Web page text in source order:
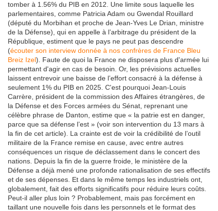
tomber à 1.56% du PIB en 2012. Une limite sous laquelle les
parlementaires, comme Patricia Adam ou Gwendal Rouillard
(député du Morbihan et proche de Jean-Yves Le Drian, ministre
de la Défense), qui en appelle à l’arbitrage du président de la
République, estiment que le pays ne peut pas descendre
(écouter son interview donnée à nos confrères de France Bleu
Breiz Izel). Faute de quoi la France ne disposera plus d'armée lui
permettant d'agir en cas de besoin. Or, les prévisions actuelles
laissent entrevoir une baisse de l’effort consacré à la défense à
seulement 1% du PIB en 2025. C'est pourquoi Jean-Louis
Carrère, président de la commission des Affaires étrangères, de
la Défense et des Forces armées du Sénat, reprenant une
célèbre phrase de Danton, estime que « la patrie est en danger,
parce que sa défense l’est » (voir son intervention du 13 mars à
la fin de cet article). La crainte est de voir la crédibilité de l’outil
militaire de la France remise en cause, avec entre autres
conséquences un risque de déclassement dans le concert des
nations. Depuis la fin de la guerre froide, le ministère de la
Défense a déjà mené une profonde rationalisation de ses effectifs
et de ses dépenses. Et dans le même temps les industriels ont,
globalement, fait des efforts significatifs pour réduire leurs coûts.
Peut-il aller plus loin ? Probablement, mais pas forcément en
taillant une nouvelle fois dans les personnels et le format des